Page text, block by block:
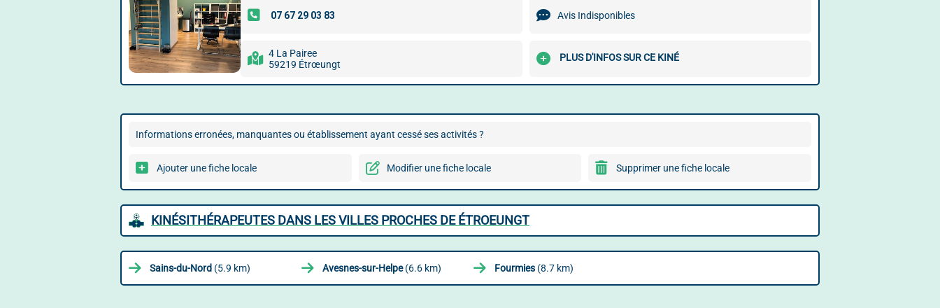
Avis Indisponibles
4 La Pairee
59219 Étrœungt
PLUS D'INFOS SUR CE KINÉ
Informations erronées, manquantes ou établissement ayant cessé ses activités ?
Ajouter une fiche locale Modifier une fiche locale Supprimer une fiche locale
KINÉSITHÉRAPEUTES DANS LES VILLES PROCHES DE ÉTROEUNGT
Sains-du-Nord (5.9 km) Avesnes-sur-Helpe(6.6 km) Fourmies (8.7 km)